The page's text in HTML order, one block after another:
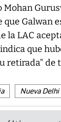
Mohan
Galwan
la LAC
que
retirada" de
Nueva Delhi